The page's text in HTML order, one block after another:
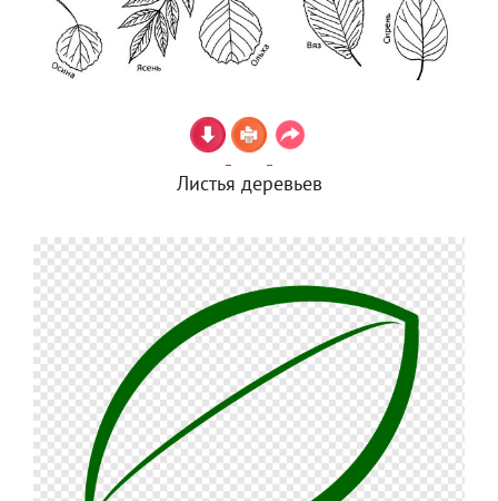
Листья деревьев